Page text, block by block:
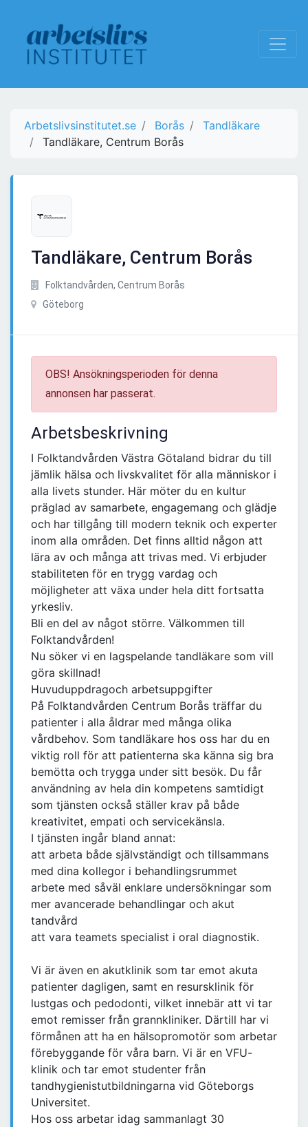
Arbetslivsinstitutet.se Borås
Tandläkare
Tandläkare, Centrum Borås
Tandläkare, Centrum Borås
Folktandvården, Centrum Borås
Göteborg
OBS! Ansökningsperioden för denna
annonsen har passerat.
Arbetsbeskrivning
I Folktandvården Västra Götaland bidrar du till
jämlik hälsa och livskvalitet för alla människor i
alla livets stunder. Här möter du en kultur
präglad av samarbete, engagemang och glädje
och har tillgång till modern teknik och experter
inom alla områden. Det finns alltid någon att
lära av och många att trivas med. Vi erbjuder
stabiliteten för en trygg vardag och
möjligheter att växa under hela ditt fortsatta
yrkesliv.
Bli en del av något större. Välkommen till
Folktandvården!
Nu söker vi en lagspelande tandläkare som vill
göra skillnad!
Huvuduppdragoch arbetsuppgifter
På Folktandvården Centrum Borås träffar du
patienter i alla åldrar med många olika
vårdbehov. Som tandläkare hos oss har du en
viktig roll för att patienterna ska känna sig bra
bemötta och trygga under sitt besök. Du får
användning av hela din kompetens samtidigt
som tjänsten också ställer krav på både
kreativitet, empati och servicekänsla.
I tjänsten ingår bland annat:
att arbeta både självständigt och tillsammans
med dina kollegor i behandlingsrummet
arbete med såväl enklare undersökningar som
mer avancerade behandlingar och akut
tandvård
att vara teamets specialist i oral diagnostik.
Vi är även en akutklinik som tar emot akuta
patienter dagligen, samt en resursklinik för
lustgas och pedodonti, vilket innebär att vi tar
emot remisser från grannkliniker. Därtill har vi
förmånen att ha en hälsopromotör som arbetar
förebyggande för våra barn. Vi är en VFU-
klinik och tar emot studenter från
tandhygienistutbildningarna vid Göteborgs
Universitet.
Hos oss arbetar idag sammanlagt 30